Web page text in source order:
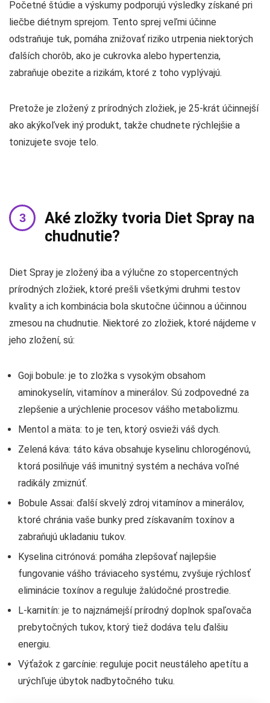
Početné štúdie a výskumy podporujú výsledky získané pri
liečbe diétnym sprejom. Tento sprej veľmi účinne
odstraňuje tuk, pomáha znižovať riziko utrpenia niektorých
ďalších chorôb, ako je cukrovka alebo hypertenzia,
zabraňuje obezite a rizikám, ktoré z toho vyplývajú.
Pretože je zložený z prírodných zložiek, je 25-krát účinnejší
ako akýkoľvek iný produkt, takže chudnete rýchlejšie a
tonizujete svoje telo.
Aké zložky tvoria Diet Spray na
chudnutie?
Diet Spray je zložený iba a výlučne zo stopercentných
prírodných zložiek, ktoré prešli všetkými druhmi testov
kvality a ich kombinácia bola skutočne účinnou a účinnou
zmesou na chudnutie. Niektoré zo zložiek, ktoré nájdeme v
jeho zložení, sú:
Goji bobule: je to zložka s vysokým obsahom
aminokyselín, vitamínov a minerálov. Sú zodpovedné za
zlepšenie a urýchlenie procesov vášho metabolizmu.
Mentol a mäta: to je ten, ktorý osvieži váš dych.
Zelená káva: táto káva obsahuje kyselinu chlorogénovú,
ktorá posilňuje váš imunitný systém a necháva voľné
radikály zmiznúť.
Bobule Assai: ďalší skvelý zdroj vitamínov a minerálov,
ktoré chránia vaše bunky pred získavaním toxínov a
zabraňujú ukladaniu tukov.
Kyselina citrónová: pomáha zlepšovať najlepšie
fungovanie vášho tráviaceho systému, zvyšuje rýchlosť
eliminácie toxínov a reguluje žalúdočné prostredie.
L-karnitín: je to najznámejší prírodný doplnok spaľovača
prebytočných tukov, ktorý tiež dodáva telu ďalšiu
energiu.
Výťažok z garcínie: reguluje pocit neustáleho apetítu a
urýchľuje úbytok nadbytočného tuku.